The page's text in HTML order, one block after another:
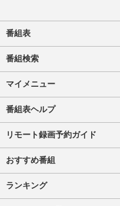
番組表
番組検索
マイメニュー
番組表ヘルプ
リモート録画予約ガイド
おすすめ番組
ランキング